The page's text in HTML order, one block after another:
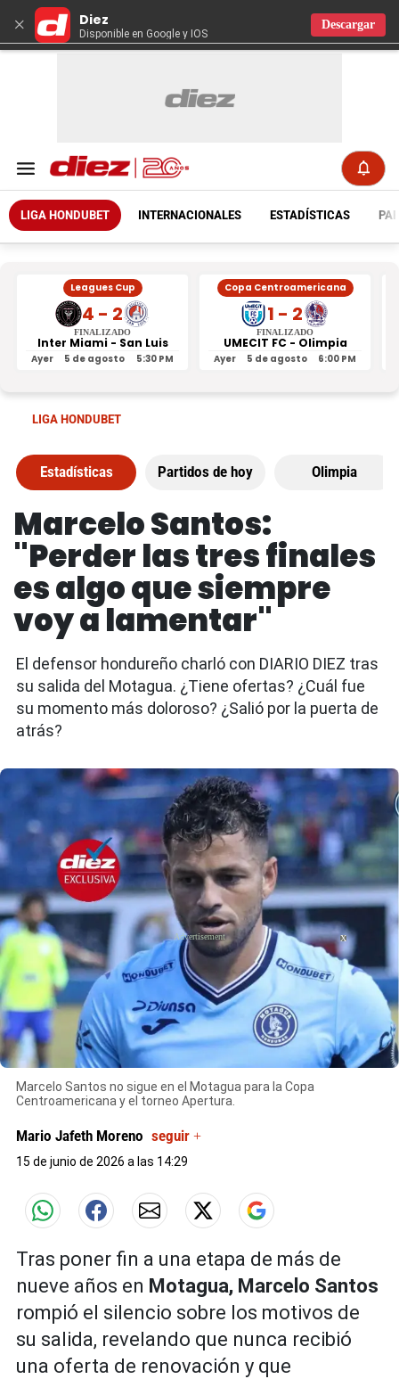
× Diez
Disponible en Google y IOS
Descargar
LIGA HONDUBET INTERNACIONALES ESTADÍSTICAS
Leagues Cup
4 - 2
FINALIZADO
Inter Miami - San Luis
Ayer 5 de agosto 5:30 PM
Copa Centroamericana
1 - 2
FINALIZADO
UMECIT FC - Olimpia
Ayer 5 de agosto 6:00 PM
LIGA HONDUBET
Estadísticas Partidos de hoy Olimpia
Marcelo Santos:
"Perder las tres finales
es algo que siempre
voy a lamentar"
El defensor hondureño charló con DIARIO DIEZ tras
su salida del Motagua. ¿Tiene ofertas? ¿Cuál fue
su momento más doloroso? ¿Salió por la puerta de
atrás?
Marcelo Santos no sigue en el Motagua para la Copa
Centroamericana y el torneo Apertura.
X
Mario Jafeth Moreno seguir +
15 de junio de 2026 a las 14:29
Tras poner fin a una etapa de más de
nueve años en Motagua, Marcelo Santos
rompió el silencio sobre los motivos de
su salida, revelando que nunca recibió
una oferta de renovación y que